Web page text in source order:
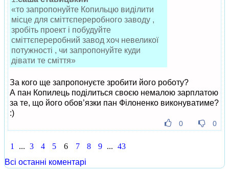
«то запропонуйте Копильцю виділити
місце для сміттєпереробного заводу ,
зробіть проект і побудуйте
сміттєпереробний завод хоч невеликої
потужності , чи запропонуйте куди
дівати те сміття»
За кого ще запропонуєте зробити його роботу?
А пан Копилець поділиться своєю немалою зарплатою
за те, що його обов’язки пан Філоненко виконуватиме?
:)
0 0
1 ... 3 4 5 6 7 8 9 ... 43
Всі останні коментарі